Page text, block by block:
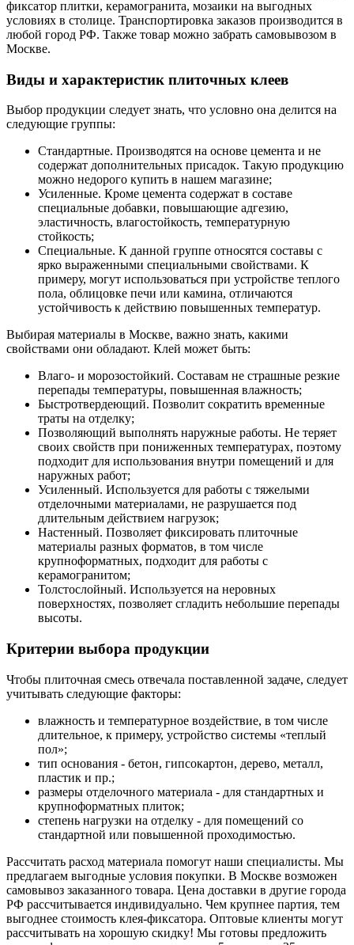
фиксатор плитки, керамогранита, мозаики на выгодных
условиях в столице. Транспортировка заказов производится в
любой город РФ. Также товар можно забрать самовывозом в
Москве.
Виды и характеристик плиточных клеев
Выбор продукции следует знать, что условно она делится на
следующие группы:
Стандартные. Производятся на основе цемента и не
содержат дополнительных присадок. Такую продукцию
можно недорого купить в нашем магазине;
Усиленные. Кроме цемента содержат в составе
специальные добавки, повышающие адгезию,
эластичность, влагостойкость, температурную
стойкость;
Специальные. К данной группе относятся составы с
ярко выраженными специальными свойствами. К
примеру, могут использоваться при устройстве теплого
пола, облицовке печи или камина, отличаются
устойчивость к действию повышенных температур.
Выбирая материалы в Москве, важно знать, какими
свойствами они обладают. Клей может быть:
Влаго- и морозостойкий. Составам не страшные резкие
перепады температуры, повышенная влажность;
Быстротвердеющий. Позволит сократить временные
траты на отделку;
Позволяющий выполнять наружные работы. Не теряет
своих свойств при пониженных температурах, поэтому
подходит для использования внутри помещений и для
наружных работ;
Усиленный. Используется для работы с тяжелыми
отделочными материалами, не разрушается под
длительным действием нагрузок;
Настенный. Позволяет фиксировать плиточные
материалы разных форматов, в том числе
крупноформатных, подходит для работы с
керамогранитом;
Толстослойный. Используется на неровных
поверхностях, позволяет сгладить небольшие перепады
высоты.
Критерии выбора продукции
Чтобы плиточная смесь отвечала поставленной задаче, следует
учитывать следующие факторы:
влажность и температурное воздействие, в том числе
длительное, к примеру, устройство системы «теплый
пол»;
тип основания - бетон, гипсокартон, дерево, металл,
пластик и пр.;
размеры отделочного материала - для стандартных и
крупноформатных плиток;
степень нагрузки на отделку - для помещений со
стандартной или повышенной проходимостью.
Рассчитать расход материала помогут наши специалисты. Мы
предлагаем выгодные условия покупки. В Москве возможен
самовывоз заказанного товара. Цена доставки в другие города
РФ рассчитывается индивидуально. Чем крупнее партия, тем
выгоднее стоимость клея-фиксатора. Оптовые клиенты могут
рассчитывать на хорошую скидку! Мы готовы предложить